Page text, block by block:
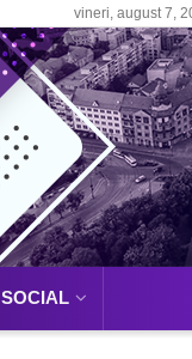
vineri, august 7,
SOCIAL